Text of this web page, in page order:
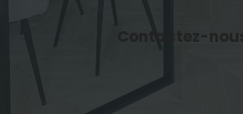
Contactez-nous